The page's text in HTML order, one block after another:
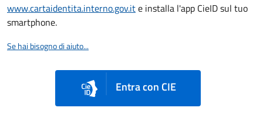
www.cartaidentita.interno.gov.ite installa l'app CieID sul tuo
smartphone.
Se hai bisogno di aiuto...
Entra con CIE